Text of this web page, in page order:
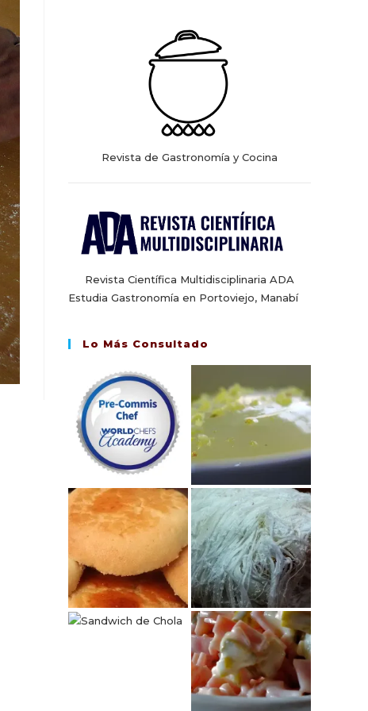
Revista de Gastronomía y Cocina
Revista Científica Multidisciplinaria ADA
Estudia Gastronomía en Portoviejo, Manabí
Lo Más Consultado